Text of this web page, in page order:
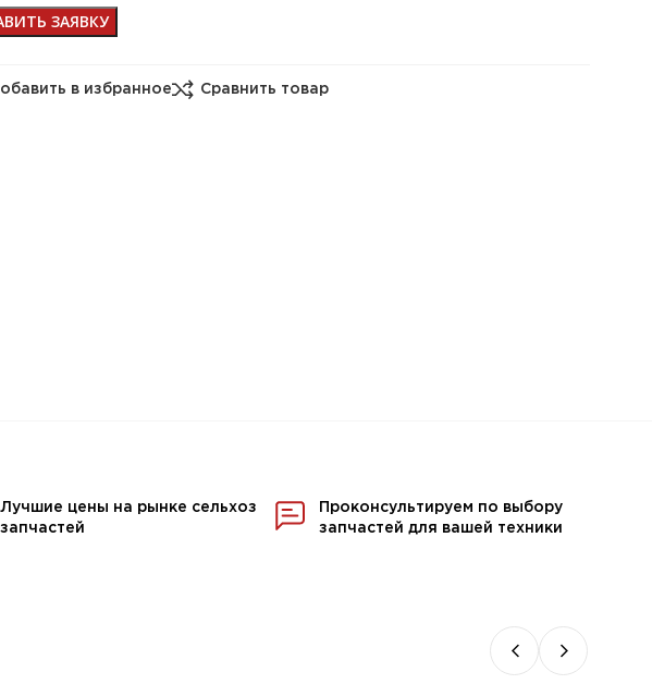
ЗАЯВКУ
в избранное Сравнить товар
Лучшие цены на рынке сельхоз
запчастей
Проконсультируем по выбору
запчастей для вашей техники